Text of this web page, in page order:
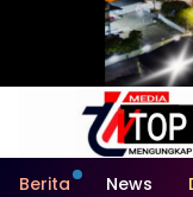
Berita News